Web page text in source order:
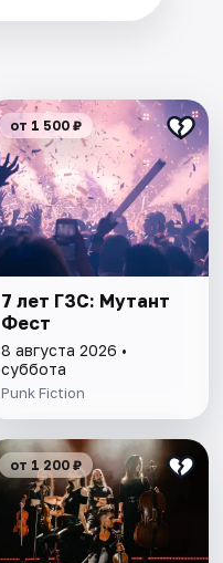
от 1 500 ₽
7 лет ГЗС: Мутант
Фест
8 августа 2026 •
суббота
Punk Fiction
от 1 200 ₽